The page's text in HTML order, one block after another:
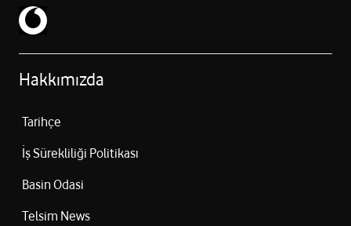
Hakkımızda
Tarihçe
İş Sürekliliği Politikası
Basin Odasi
Telsim News